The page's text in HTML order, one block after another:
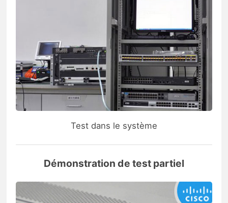
Test dans le système
Démonstration de test partiel